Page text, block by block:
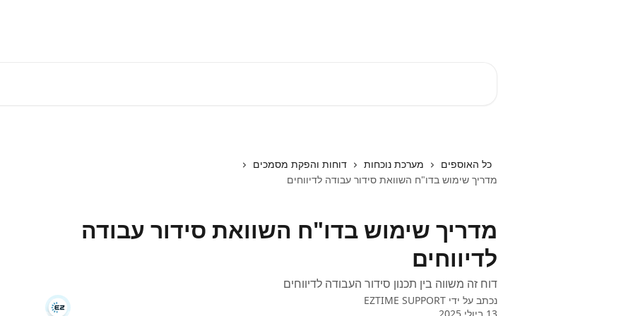
כל האוספים מערכת נוכחות
דוחות והפקת מסמכים
מדריך שימוש בדו"ח השוואת סידור עבודה לדיווחים
מדריך שימוש בדו"ח השוואת סידור עבודה
לדיווחים
דוח זה משווה בין תכנון סידור העבודה לדיווחים
נכתב על ידי EZTIME SUPPORT